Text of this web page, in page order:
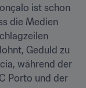
ist schon
die Medien
Geduld zu
während der